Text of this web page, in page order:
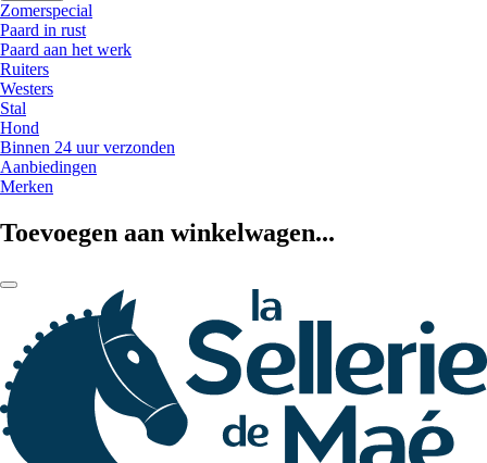
Zomerspecial
Paard in rust
Paard aan het werk
Ruiters
Westers
Stal
Hond
Binnen 24 uur verzonden
Aanbiedingen
Merken
Toevoegen aan winkelwagen...